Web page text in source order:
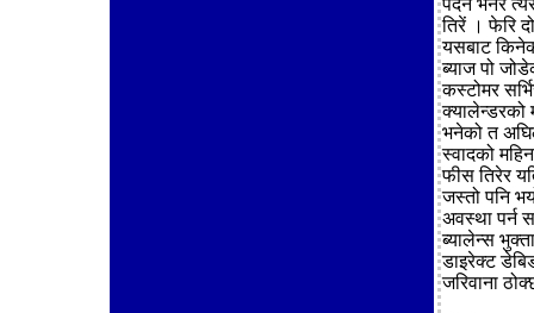
पर्दैन भनेर
तिरें । फेरि
यसबाट
ब्याज पो
कस्टोमर
क्यालेन्डरको
भनेको त
स्वादको
फीस तिरेर
जस्तो पनि
अवस्था पर्न
ब्यालेन्स
डाइरेक्ट
जरिवाना